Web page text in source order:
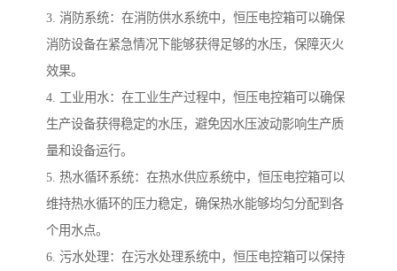
3. 消防系统：在消防供水系统中，恒压电控箱可以确保
消防设备在紧急情况下能够获得足够的水压，保障灭火
效果。
4. 工业用水：在工业生产过程中，恒压电控箱可以确保
生产设备获得稳定的水压，避免因水压波动影响生产质
量和设备运行。
5. 热水循环系统：在热水供应系统中，恒压电控箱可以
维持热水循环的压力稳定，确保热水能够均匀分配到各
个用水点。
6. 污水处理：在污水处理系统中，恒压电控箱可以保持